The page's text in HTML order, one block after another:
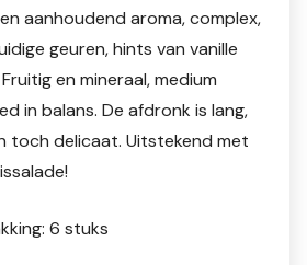
aanhoudend aroma, complex,
geuren, hints van vanille
en mineraal, medium
in balans. De afdronk is lang,
toch delicaat. Uitstekend met
6 stuks